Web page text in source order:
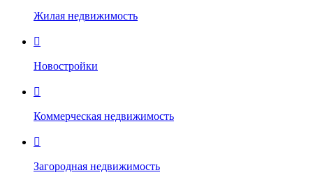
Жилая недвижимость

Новостройки

Коммерческая недвижимость

Загородная недвижимость